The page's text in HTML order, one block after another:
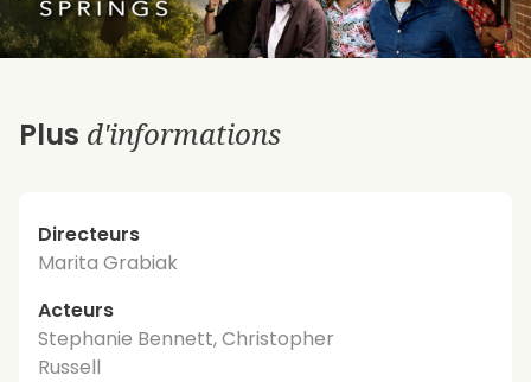
Plus d'informations
Directeurs
Marita Grabiak
Acteurs
Stephanie Bennett, Christopher
Russell